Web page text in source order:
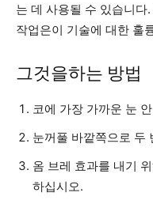
는 데 사용될 수 있습니
작업은이 기술에 대한 훌
그것을하는 방법
코에 가장 가까운 눈
눈꺼풀 바깥쪽으로 두
옴 브레 효과를 내기
하십시오.